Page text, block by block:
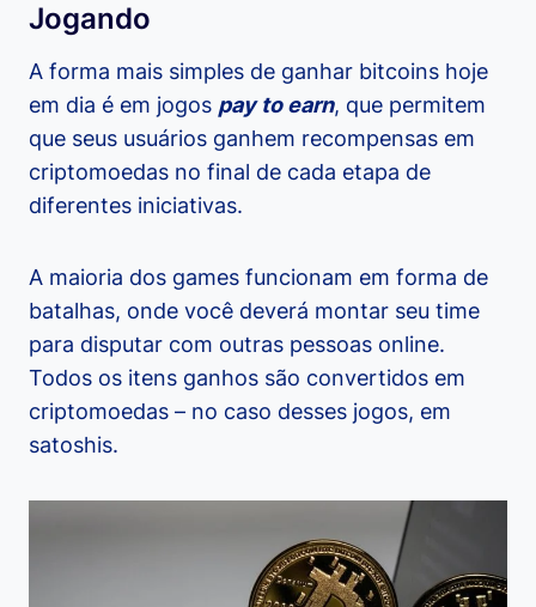
Jogando
A forma mais simples de ganhar bitcoins hoje
em dia é em jogos pay to earn, que permitem
que seus usuários ganhem recompensas em
criptomoedas no final de cada etapa de
diferentes iniciativas.
A maioria dos games funcionam em forma de
batalhas, onde você deverá montar seu time
para disputar com outras pessoas online.
Todos os itens ganhos são convertidos em
criptomoedas – no caso desses jogos, em
satoshis.